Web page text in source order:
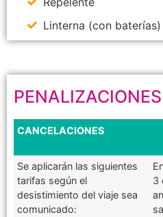
Linterna (con baterías)
PENALIZACIONES
CANCELACIONES
Se aplicarán las siguientes
tarifas según el
desistimiento del viaje sea
comunicado:
3